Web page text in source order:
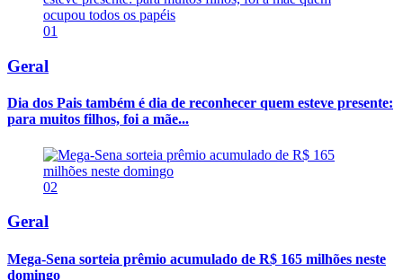
01
Geral
Dia dos Pais também é dia de reconhecer quem esteve presente:
para muitos filhos, foi a mãe...
02
Geral
Mega-Sena sorteia prêmio acumulado de R$ 165 milhões neste
domingo